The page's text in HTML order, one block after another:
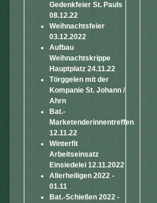
Gedenkfeier St. Pauls
08.12.22
Weihnachtsfeier
03.12.2022
Aufbau
Weihnachtskrippe
Hauptplatz 24.11.22
Törggelen mit der
Kompanie St. Johann /
Ahrn
Bat.-
Marketenderinnentreffen
12.11.22
Winterfit
Arbeitseinsatz
Einsiedelei 12.11.2022
Allerheiligen 2022 -
01.11
Bat.-Schießen 2022 -